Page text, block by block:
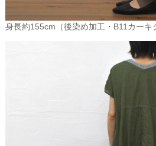
リネンの起源は、紀元前5000～6000年
類が作ったもっとも古い繊維がリネン
涼しくて夏の日の長い地方で育つのに
ヨーロッパ中に広まり、おもに暮らし
で、常になくてはならない布になりま
子がお嫁に行くときに、イニシャルを
い持っていく、という習慣をご存知の
ヨーロッパの良家では、家宝として大
ーブルリネンやベッドリネンは その家
身長約155cm（後染め加工・B11カーキ